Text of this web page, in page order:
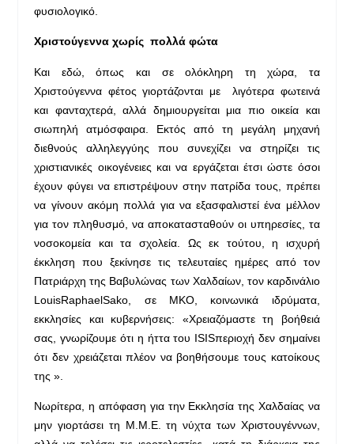
φυσιολογικό.
Χριστούγεννα χωρίς πολλά φώτα
Και εδώ, όπως και σε ολόκληρη τη χώρα, τα
Χριστούγεννα φέτος γιορτάζονται με λιγότερα φωτεινά
και φανταχτερά, αλλά δημιουργείται μια πιο οικεία και
σιωπηλή ατμόσφαιρα. Εκτός από τη μεγάλη μηχανή
διεθνούς αλληλεγγύης που συνεχίζει να στηρίζει τις
χριστιανικές οικογένειες και να εργάζεται έτσι ώστε όσοι
έχουν φύγει να επιστρέψουν στην πατρίδα τους, πρέπει
να γίνουν ακόμη πολλά για να εξασφαλιστεί ένα μέλλον
για τον πληθυσμό, να αποκατασταθούν οι υπηρεσίες, τα
νοσοκομεία και τα σχολεία. Ως εκ τούτου, η ισχυρή
έκκληση που ξεκίνησε τις τελευταίες ημέρες από τον
Πατριάρχη της Βαβυλώνας των Χαλδαίων, τον καρδινάλιο
LouisRaphaelSako, σε ΜΚΟ, κοινωνικά ιδρύματα,
εκκλησίες και κυβερνήσεις: «Χρειαζόμαστε τη βοήθειά
σας, γνωρίζουμε ότι η ήττα του ISISπεριοχή δεν σημαίνει
ότι δεν χρειάζεται πλέον να βοηθήσουμε τους κατοίκους
της ».
Νωρίτερα, η απόφαση για την Εκκλησία της Χαλδαίας να
μην γιορτάσει τη Μ.Μ.Ε. τη νύχτα των Χριστουγέννων,